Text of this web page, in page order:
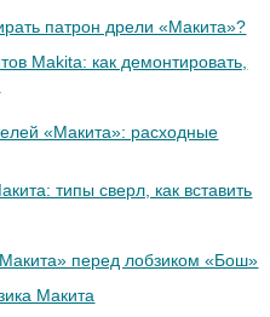
Makita: как демонтировать,
типы сверл, как вставить
Макита